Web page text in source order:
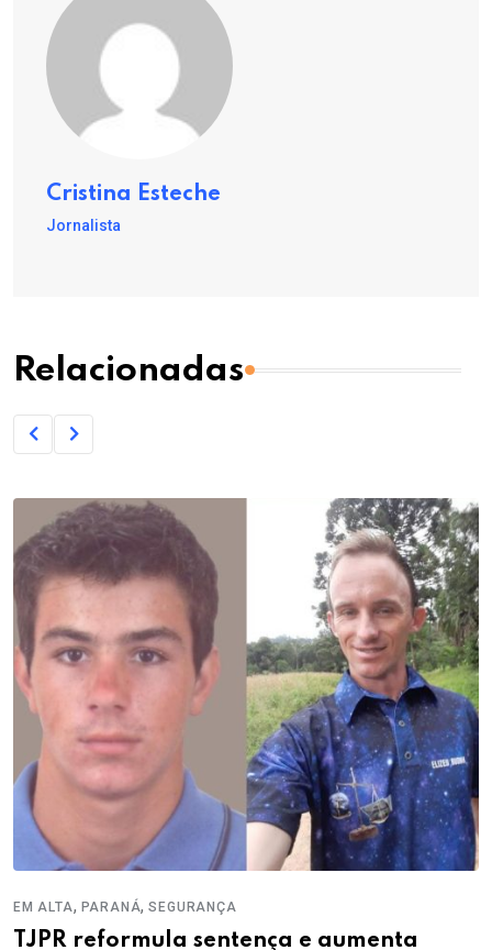
Cristina Esteche
Jornalista
Relacionadas
EM ALTA, PARANÁ,SEGURANÇA
TJPR reformula sentença e aumenta